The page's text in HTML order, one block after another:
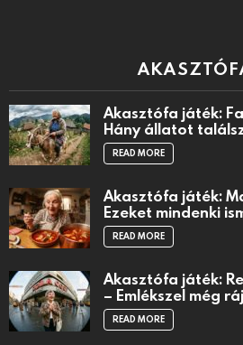
Akasztófa játék:
Hány állatot
READ MORE
Akasztófa játék:
Ezeket mindenki
READ MORE
Akasztófa játék:
– Emlékszel még
READ MORE